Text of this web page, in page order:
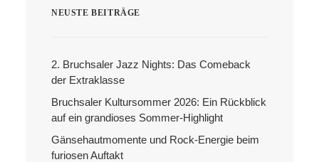
Bürgerzentrum
Wohnmobilpark
Kontakt &
NEUSTE BEITRÄGE
2. Bruchsaler Jazz Nights: Das Comeback
der Extraklasse
Bruchsaler Kultursommer 2026: Ein Rückblick
auf ein grandioses Sommer-Highlight
Gänsehautmomente und Rock-Energie beim
furiosen Auftakt